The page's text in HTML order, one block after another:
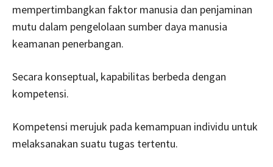
mempertimbangkan faktor manusia dan penjaminan
mutu dalam pengelolaan sumber daya manusia
keamanan penerbangan.
Secara konseptual, kapabilitas berbeda dengan
kompetensi.
Kompetensi merujuk pada kemampuan individu untuk
melaksanakan suatu tugas tertentu.